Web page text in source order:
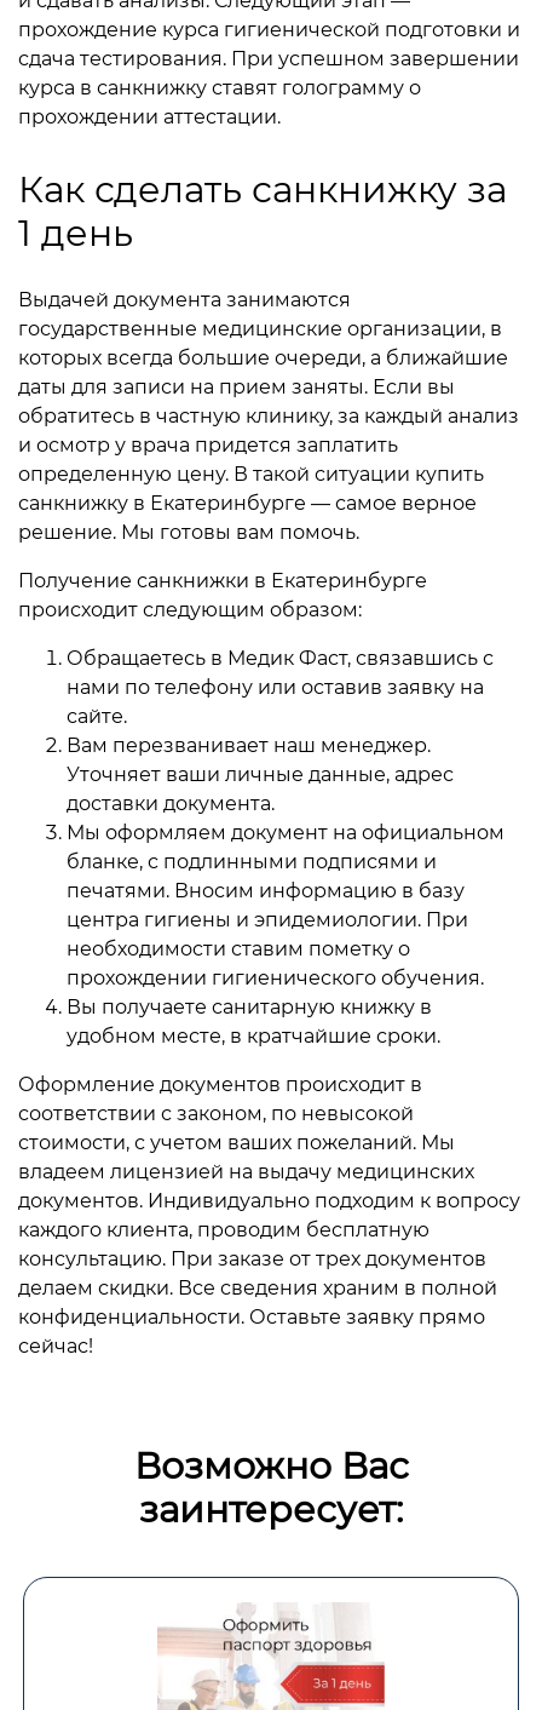
прохождение курса гигиенической подготовки и
сдача тестирования. При успешном завершении
курса в санкнижку ставят голограмму о
прохождении аттестации.
Как сделать санкнижку за
1 день
Выдачей документа занимаются
государственные медицинские организации, в
которых всегда большие очереди, а ближайшие
даты для записи на прием заняты. Если вы
обратитесь в частную клинику, за каждый анализ
и осмотр у врача придется заплатить
определенную цену. В такой ситуации купить
санкнижку в Екатеринбурге — самое верное
решение. Мы готовы вам помочь.
Получение санкнижки в Екатеринбурге
происходит следующим образом:
Обращаетесь в Медик Фаст, связавшись с
нами по телефону или оставив заявку на
сайте.
Вам перезванивает наш менеджер.
Уточняет ваши личные данные, адрес
доставки документа.
Мы оформляем документ на официальном
бланке, с подлинными подписями и
печатями. Вносим информацию в базу
центра гигиены и эпидемиологии. При
необходимости ставим пометку о
прохождении гигиенического обучения.
Вы получаете санитарную книжку в
удобном месте, в кратчайшие сроки.
Оформление документов происходит в
соответствии с законом, по невысокой
стоимости, с учетом ваших пожеланий. Мы
владеем лицензией на выдачу медицинских
документов. Индивидуально подходим к вопросу
каждого клиента, проводим бесплатную
консультацию. При заказе от трех документов
делаем скидки. Все сведения храним в полной
конфиденциальности. Оставьте заявку прямо
сейчас!
Возможно Вас
заинтересует: